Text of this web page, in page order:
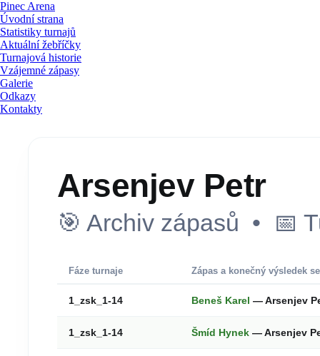
Pinec Arena
Úvodní strana
Statistiky turnajů
Aktuální žebříčky
Turnajová historie
Vzájemné zápasy
Galerie
Odkazy
Kontakty
Arsenjev Petr
🎯 Archiv zápasů • 📅
Fáze turnaje Zápas a konečný výsledek
1_zsk_1-14 Beneš Karel — Arsenjev
1_zsk_1-14 Šmíd Hynek — Arsenjev